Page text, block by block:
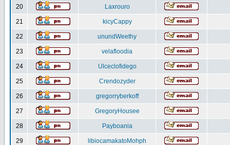
20 Laxrouro
21 kicyCappy
22 unundWeethy
23 velafloodia
24 Ulceclofidego
25 Crendozyder
26 gregorryberkoff
27 GregoryHousee
28 Payboania
29 libiocamakatoMohph